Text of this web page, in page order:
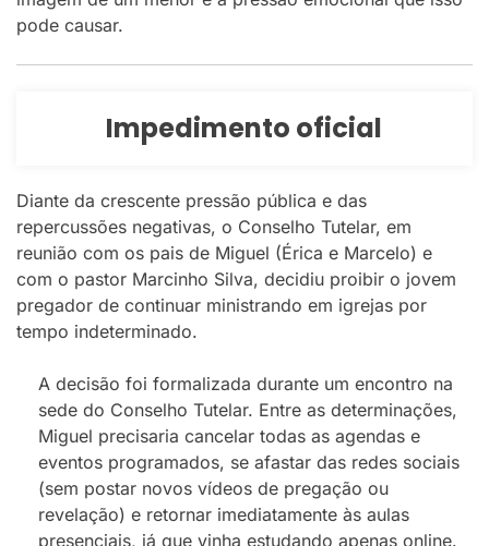
pode causar.
Impedimento oficial
Diante da crescente pressão pública e das
repercussões negativas, o Conselho Tutelar, em
reunião com os pais de Miguel (Érica e Marcelo) e
com o pastor Marcinho Silva, decidiu proibir o jovem
pregador de continuar ministrando em igrejas por
tempo indeterminado.
A decisão foi formalizada durante um encontro na
sede do Conselho Tutelar. Entre as determinações,
Miguel precisaria cancelar todas as agendas e
eventos programados, se afastar das redes sociais
(sem postar novos vídeos de pregação ou
revelação) e retornar imediatamente às aulas
presenciais, já que vinha estudando apenas online.